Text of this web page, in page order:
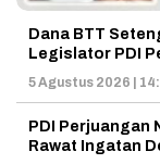
Dana BTT
Legislator PDI
5 Agustus 2026 |
PDI Perjuangan
Rawat Ingatan